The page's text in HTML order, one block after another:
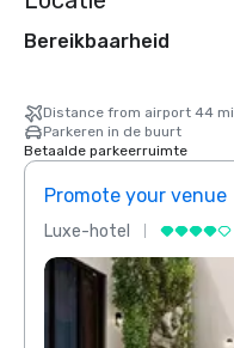
Bereikbaarheid
Distance from airport 44 mi
Parkeren in de buurt
Betaalde parkeerruimte
Promote your venue
Luxe-hotel